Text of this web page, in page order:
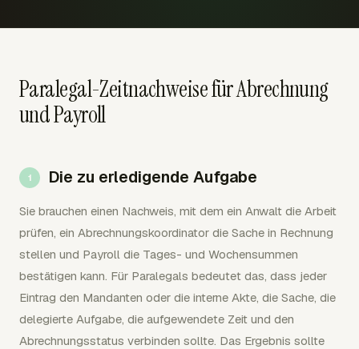
Paralegal-Zeitnachweise für Abrechnung
und Payroll
Die zu erledigende Aufgabe
Sie brauchen einen Nachweis, mit dem ein Anwalt die Arbeit
prüfen, ein Abrechnungskoordinator die Sache in Rechnung
stellen und Payroll die Tages- und Wochensummen
bestätigen kann. Für Paralegals bedeutet das, dass jeder
Eintrag den Mandanten oder die interne Akte, die Sache, die
delegierte Aufgabe, die aufgewendete Zeit und den
Abrechnungsstatus verbinden sollte. Das Ergebnis sollte